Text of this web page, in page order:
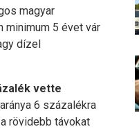
magyar
minimum 5 évet vár
dízel
vette
6 százalékra
rövidebb távokat